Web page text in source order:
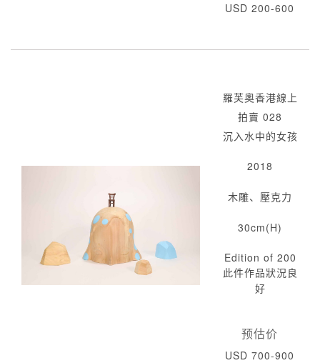
USD 200-600
羅芙奧香港線上
拍賣 028
沉入水中的女孩
2018
木雕、壓克力
30cm(H)
Edition of 200
此件作品狀況良
好
预估价
USD 700-900